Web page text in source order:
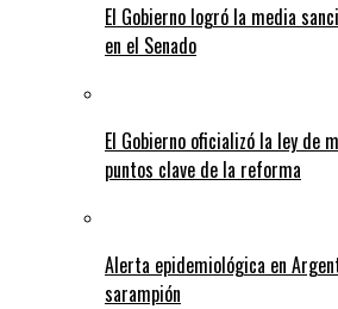
El Gobierno logró la media
en el Senado
El Gobierno oficializó la ley de
puntos clave de la reforma
Alerta epidemiológica en
sarampión